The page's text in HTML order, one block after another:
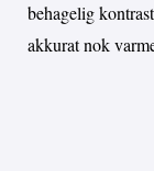
behagelig
akkurat nok